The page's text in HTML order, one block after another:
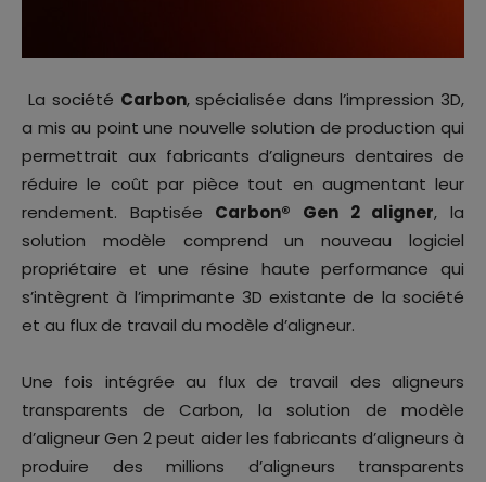
La société Carbon, spécialisée dans l’impression 3D,
a mis au point une nouvelle solution de production qui
permettrait aux fabricants d’aligneurs dentaires de
réduire le coût par pièce tout en augmentant leur
rendement. Baptisée Carbon® Gen 2 aligner, la
solution modèle comprend un nouveau logiciel
propriétaire et une résine haute performance qui
s’intègrent à l’imprimante 3D existante de la société
et au flux de travail du modèle d’aligneur.
Une fois intégrée au flux de travail des aligneurs
transparents de Carbon, la solution de modèle
d’aligneur Gen 2 peut aider les fabricants d’aligneurs à
produire des millions d’aligneurs transparents